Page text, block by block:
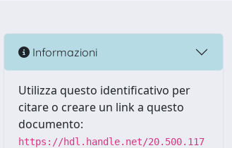
Informazioni
Utilizza questo identificativo per
citare o creare un link a questo
documento:
https://hdl.handle.net/20.500.117